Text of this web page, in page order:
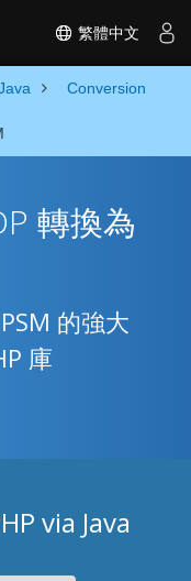
繁體中文
Conversion
轉換為
的強大
庫
via Java